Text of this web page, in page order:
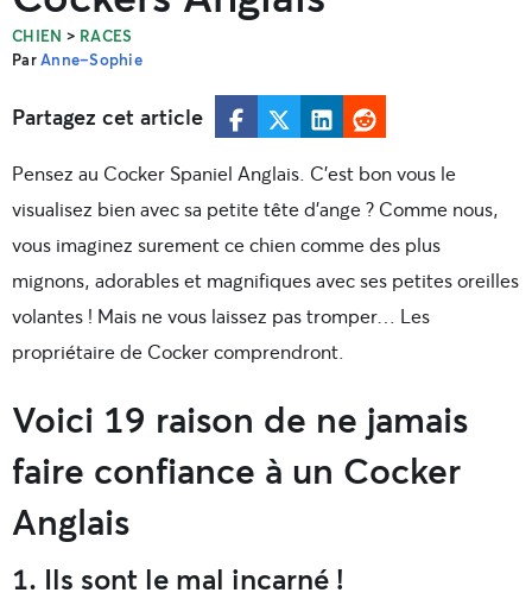
CHIEN > RACES
ParAnne-Sophie
Partagez cet article
Pensez au Cocker Spaniel Anglais. C’est bon vous le
visualisez bien avec sa petite tête d’ange ? Comme nous,
vous imaginez surement ce chien comme des plus
mignons, adorables et magnifiques avec ses petites oreilles
volantes ! Mais ne vous laissez pas tromper… Les
propriétaire de Cocker comprendront.
Voici 19 raison de ne jamais
faire confiance à un Cocker
Anglais
1. Ils sont le mal incarné !